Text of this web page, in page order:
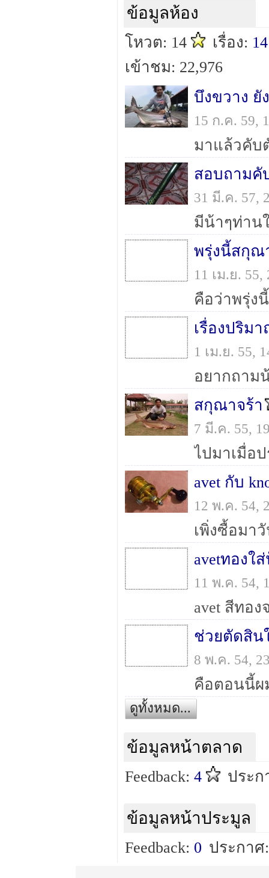
ข้อมูลห้อง
โหวต: 14 เรื่อง: 14
เข้าชม: 22,976
บึงขวาง ยั
15 ก.ค. 59,
มาแล้วคับ
สอบถามคั
31 มี.ค. 57,
พรุ่งนี้สกุณ
11 เม.ย.
เรื่องปริม
1 เม.ย. 55,
สกุณาจร้า
7 มี.ค. 55,
avet กับ
12 พ.ค. 54,
avetทองใ
11 พ.ค. 54,
ช่วยตัดสิน
8 พ.ค. 54,
ดูทั้งหมด...
ข้อมูลหน้าตลาด
Feedback: 4 ประก
ข้อมูลหน้าประมูล
Feedback: 0 ประกาศ